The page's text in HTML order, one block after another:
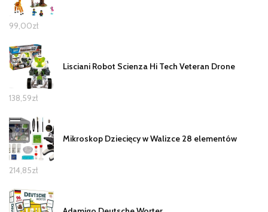
99,00zł
Lisciani Robot Scienza Hi Tech Veteran Drone
138,59zł
Mikroskop Dziecięcy w Walizce 28 elementów
214,85zł